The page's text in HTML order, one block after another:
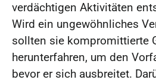
verdächtigen Aktivitäten
Wird ein ungewöhnliches
sollten sie kompromittierte
herunterfahren, um den
bevor er sich ausbreitet.